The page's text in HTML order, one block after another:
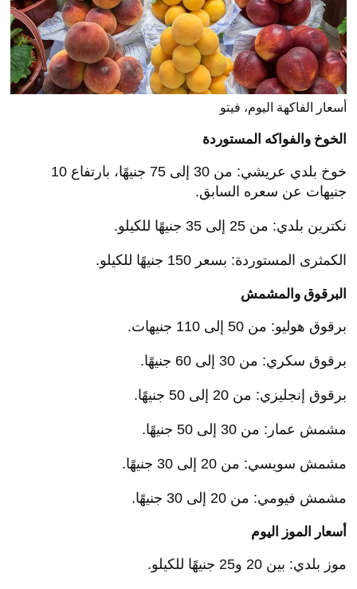
أسعار الفاكهة اليوم، فيتو
الخوخ والفواكه المستوردة
خوخ بلدي عريشي: من 30 إلى 75 جنيهًا، بارتفاع 10
جنيهات عن سعره السابق.
نكترين بلدي: من 25 إلى 35 جنيهًا للكيلو.
الكمثرى المستوردة: بسعر 150 جنيهًا للكيلو.
البرقوق والمشمش
برقوق هوليو: من 50 إلى 110 جنيهات.
برقوق سكري: من 30 إلى 60 جنيهًا.
برقوق إنجليزي: من 20 إلى 50 جنيهًا.
مشمش عمار: من 30 إلى 50 جنيهًا.
مشمش سويسي: من 20 إلى 30 جنيهًا.
مشمش فيومي: من 20 إلى 30 جنيهًا.
أسعار الموز اليوم
موز بلدي: بين 20 و25 جنيهًا للكيلو.